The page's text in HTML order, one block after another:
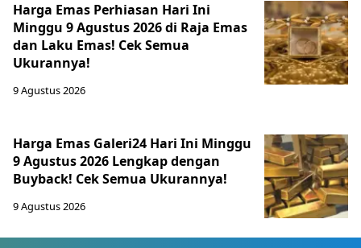
Harga Emas Perhiasan Hari Ini
Minggu 9 Agustus 2026 di Raja Emas
dan Laku Emas! Cek Semua
Ukurannya!
9 Agustus 2026
Harga Emas Galeri24 Hari Ini Minggu
9 Agustus 2026 Lengkap dengan
Buyback! Cek Semua Ukurannya!
9 Agustus 2026